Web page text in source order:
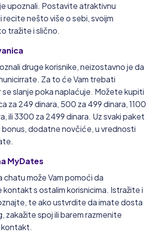
upoznali. Postavite atraktivnu
nešto više o sebi, svoijm
tražite i slično.
druge korisnike, neizostavno je da
Za to će Vam trebati
se slanje poka naplaćuje. Možete kupiti
za 249 dinara, 500 za 499 dinara, 1100
ili 3300 za 2499 dinara. Uz svaki paket
dodatne novčiće, u vrednosti
MyDates
chatu može Vam pomoći da
s ostalim korisnicima. Istražite i
te ako ustvrdite da imate dosta
zakažite spoj ili barem razmenite